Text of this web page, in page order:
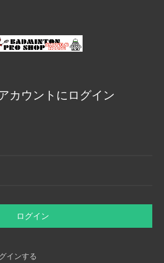
カウントにログイン
ログイン
インする